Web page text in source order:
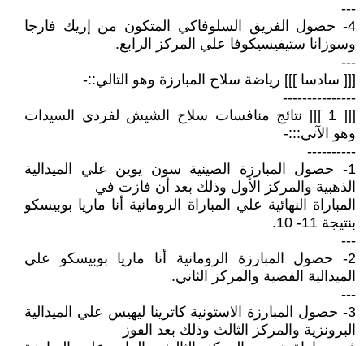
---
4- حصول الفريق السلوفاكي المتكون من إريك فارجا
وسوزانا ستيفيسيكوفا علي المركز الرابع.
---
[[[ سادسا ]]] رياضة سلاح المبارزة وهو التالي::-
---------------
[[[ 1 ]]] نتائج منافسات سلاح الشيش لفردي السيدات
وهو الآتي:::-
----------
1- حصول المبارزة الصينية سون يوين علي الميدالية
الذهبية والمركز الأول وذلك بعد أن فازت في
المباراة النهائية علي المباراة الرومانية أنا ماريا بوبيسكو
بنتيجة 11- 10.
---
2- حصول المبارزة الرومانية أنا ماريا بوبيسكو علي
الميدالية الفضية والمركز الثاني.
---
3- حصول المبارزة الاستونية كاترينا ليهيس علي الميدالية
البرونزية والمركز الثالث وذلك بعد الفوز